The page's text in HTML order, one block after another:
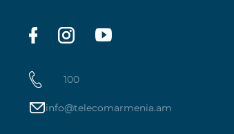
100
info@telecomarmenia.am